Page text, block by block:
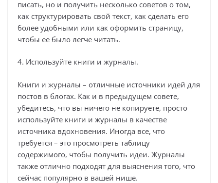
писать, но и получить несколько советов о том,
как структурировать свой текст, как сделать его
более удобными или как оформить страницу,
чтобы ее было легче читать.
4. Используйте книги и журналы.
Книги и журналы – отличные источники идей для
постов в блогах. Как и в предыдущем совете,
убедитесь, что вы ничего не копируете, просто
используйте книги и журналы в качестве
источника вдохновения. Иногда все, что
требуется – это просмотреть таблицу
содержимого, чтобы получить идеи. Журналы
также отлично подходят для выяснения того, что
сейчас популярно в вашей нише.